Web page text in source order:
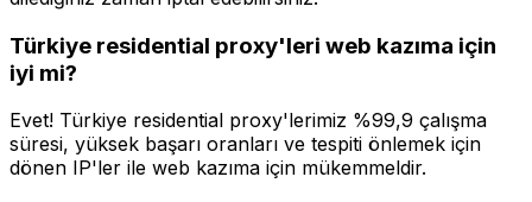
Türkiye residential proxy'leri web kazıma için
iyi mi?
Evet! Türkiye residential proxy'lerimiz %99,9 çalışma
süresi, yüksek başarı oranları ve tespiti önlemek için
dönen IP'ler ile web kazıma için mükemmeldir.